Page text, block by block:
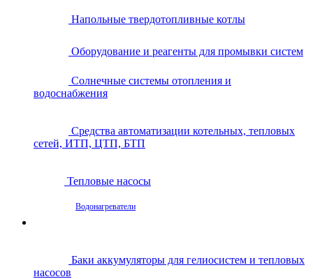
Напольные твердотопливные котлы
Оборудование и реагенты для промывки систем
Солнечные системы отопления и
водоснабжения
Средства автоматизации котельных, тепловых
сетей, ИТП, ЦТП, БТП
Тепловые насосы
Водонагреватели
Баки аккумуляторы для гелиосистем и тепловых
насосов